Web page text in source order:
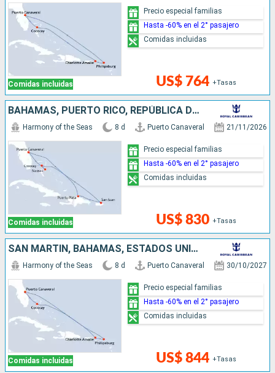
Comidas incluidas US$ 764 +Tasas
Precio especial familias
Hasta -60% en el 2° pasajero
Comidas incluidas
BAHAMAS, PUERTO RICO, REPÚBLICA DOMINICANA, ESTADOS UNIDOS
Comidas incluidas
Harmony of the Seas 8 d Puerto Canaveral 21/11/2026
US$ 830 +Tasas
Precio especial familias
Hasta -60% en el 2° pasajero
Comidas incluidas
SAN MARTÍN, BAHAMAS, ESTADOS UNIDOS
Comidas incluidas
Harmony of the Seas 8 d Puerto Canaveral 30/10/2027
US$ 844 +Tasas
Precio especial familias
Hasta -60% en el 2° pasajero
Comidas incluidas